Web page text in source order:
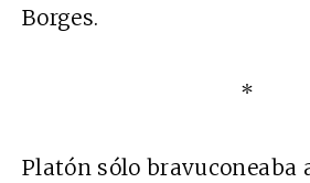
Borges.
*
Platón sólo bravuconeaba